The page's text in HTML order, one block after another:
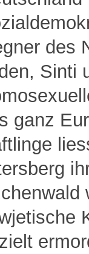
des
Sinti
ganz